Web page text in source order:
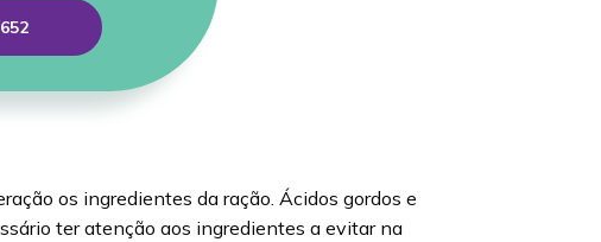
os ingredientes da ração. Ácidos gordos e
ter atenção aos ingredientes a evitar na